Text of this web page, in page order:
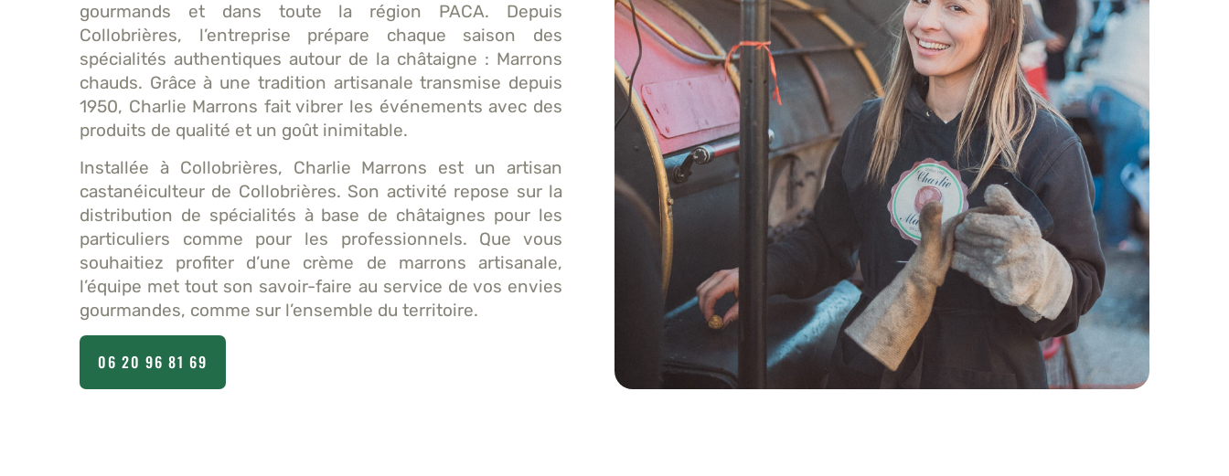
gourmands et dans toute la région PACA. Depuis
Collobrières, l’entreprise prépare chaque saison des
spécialités authentiques autour de la châtaigne : Marrons
chauds. Grâce à une tradition artisanale transmise depuis
1950, Charlie Marrons fait vibrer les événements avec des
produits de qualité et un goût inimitable.
Installée à Collobrières, Charlie Marrons est un artisan
castanéiculteur de Collobrières. Son activité repose sur la
distribution de spécialités à base de châtaignes pour les
particuliers comme pour les professionnels. Que vous
souhaitiez profiter d’une crème de marrons artisanale,
l’équipe met tout son savoir-faire au service de vos envies
gourmandes, comme sur l’ensemble du territoire.
06 20 96 81 69